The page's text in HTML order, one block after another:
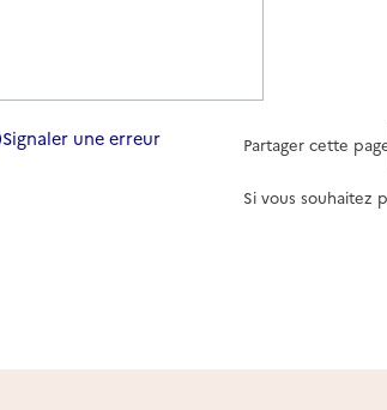
Signaler une erreur Partager cette
Si vous souhaitez